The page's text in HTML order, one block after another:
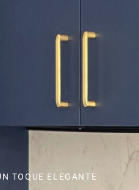
TOQUE ELEGANTE